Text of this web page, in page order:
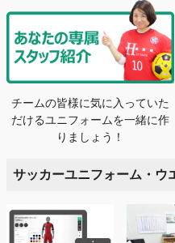
チームの皆様に気に入っていた
だけるユニフォームを一緒に作
りましょう！
サッカーユニフォーム・ウ